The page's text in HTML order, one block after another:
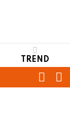
TREND